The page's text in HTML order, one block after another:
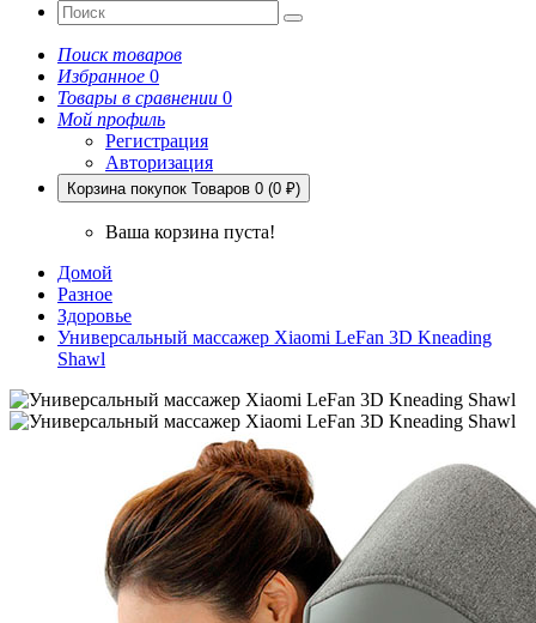
Поиск товаров
Избранное 0
Товары в сравнении 0
Мой профиль
Регистрация
Авторизация
Корзина покупок Товаров 0 (0 ₽)
Ваша корзина пуста!
Домой
Разное
Здоровье
Универсальный массажер Xiaomi LeFan 3D Kneading
Shawl